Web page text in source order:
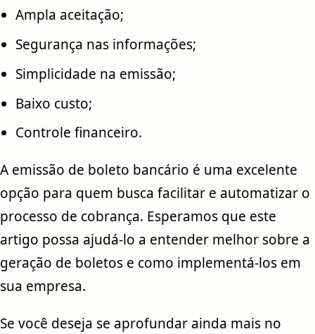
Ampla aceitação;
Segurança nas informações;
Simplicidade na emissão;
Baixo custo;
Controle financeiro.
A emissão de boleto bancário é uma excelente
opção para quem busca facilitar e automatizar o
processo de cobrança. Esperamos que este
artigo possa ajudá-lo a entender melhor sobre a
geração de boletos e como implementá-los em
sua empresa.
Se você deseja se aprofundar ainda mais no